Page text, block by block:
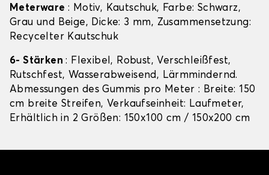
Meterware: Motiv, Kautschuk, Farbe: Schwarz,
Grau und Beige, Dicke: 3 mm, Zusammensetzung:
Recycelter Kautschuk
6- Stärken: Flexibel, Robust, Verschleißfest,
Rutschfest, Wasserabweisend, Lärmmindernd.
Abmessungen des Gummis pro Meter : Breite: 150
cm breite Streifen, Verkaufseinheit: Laufmeter,
Erhältlich in 2 Größen: 150x100 cm / 150x200 cm